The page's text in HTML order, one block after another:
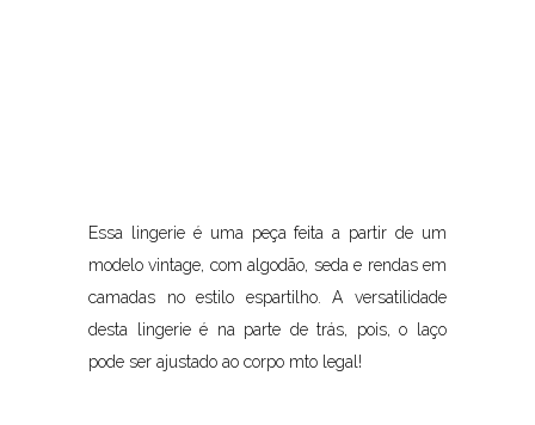
Essa lingerie é uma peça feita a partir de um
modelo vintage, com algodão, seda e rendas em
camadas no estilo espartilho. A versatilidade
desta lingerie é na parte de trás, pois, o laço
pode ser ajustado ao corpo mto legal!